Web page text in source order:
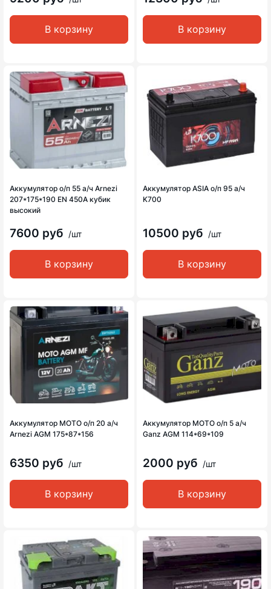
В корзину В корзину
Аккумулятор о/п 55 а/ч Arnezi
207*175*190 EN 450A кубик
высокий
7600 руб /шт
В корзину
Аккумулятор ASIA о/п 95 а/ч
K700
10500 руб /шт
В корзину
Аккумулятор MOTO о/п 20 а/ч
Arnezi AGM 175*87*156
6350 руб /шт
В корзину
Аккумулятор MOTO о/п 5 а/ч
Ganz AGM 114*69*109
2000 руб /шт
В корзину